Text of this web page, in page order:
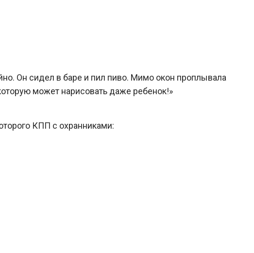
Он сидел в баре и пил пиво. Мимо окон проплывала
может нарисовать даже ребенок!»
КПП с охранниками: